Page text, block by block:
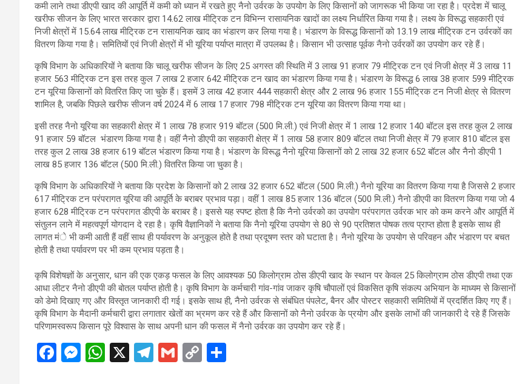
कमी लाने तथा डीएपी खाद की आपूर्ति में कमी को ध्यान में रखते हुए नैनो उर्वरक के उपयोग के लिए किसानों को जागरूक भी किया जा रहा है। प्रदेश में चालू
खरीफ सीजन के लिए भारत सरकार द्वारा 14.62 लाख मीट्रिक टन विभिन्न रासायनिक खादों का लक्ष्य निर्धारित किया गया है। लक्ष्य के विरूद्ध सहकारी एवं
निजी क्षेत्रों में 15.64 लाख मीट्रिक टन रासायनिक खाद का भंडारण कर लिया गया है। भंडारण के विरूद्ध किसानों को 13.19 लाख मीट्रिक टन उर्वरकों का
वितरण किया गया है। समितियों एवं निजी क्षेत्रों में भी यूरिया पर्याप्त मात्रा में उपलब्ध है। किसान भी उत्साह पूर्वक नैनो उर्वरकों का उपयोग कर रहे हैं।
कृषि विभाग के अधिकारियों ने बताया कि चालू खरीफ सीजन के लिए 25 अगस्त की स्थिति में 3 लाख 91 हजार 79 मीट्रिक टन एवं निजी क्षेत्र में 3 लाख 11
हजार 563 मीट्रिक टन इस तरह कुल 7 लाख 2 हजार 642 मीट्रिक टन खाद का भंडारण किया गया है। भंडारण के विरूद्ध 6 लाख 38 हजार 599 मीट्रिक
टन यूरिया किसानों को वितरित किए जा चुके हैं। इसमें 3 लाख 42 हजार 444 सहकारी क्षेत्र और 2 लाख 96 हजार 155 मीट्रिक टन निजी क्षेत्र से वितरण
शामिल है, जबकि पिछले खरीफ सीजन वर्ष 2024 में 6 लाख 17 हजार 798 मीट्रिक टन यूरिया का वितरण किया गया था।
इसी तरह नैनो यूरिया का सहकारी क्षेत्र में 1 लाख 78 हजार 919 बॉटल (500 मि.ली.) एवं निजी क्षेत्र में 1 लाख 12 हजार 140 बॉटल इस तरह कुल 2 लाख
91 हजार 59 बॉटल भंडारण किया गया है। वहीं नैनो डीएपी का सहकारी क्षेत्र में 1 लाख 58 हजार 809 बॉटल तथा निजी क्षेत्र में 79 हजार 810 बॉटल इस
तरह कुल 2 लाख 38 हजार 619 बॉटल भंडारण किया गया है। भंडारण के विरूद्ध नैनो यूरिया किसानों को 2 लाख 32 हजार 652 बॉटल और नैनो डीएपी 1
लाख 85 हजार 136 बॉटल (500 मि.ली.) वितरित किया जा चुका है।
कृषि विभाग के अधिकारियों ने बताया कि प्रदेश के किसानों को 2 लाख 32 हजार 652 बॉटल (500 मि.ली.) नैनो यूरिया का वितरण किया गया है जिससे 2 हजार
617 मीट्रिक टन परंपरागत यूरिया की आपूर्ति के बराबर प्रभाव पड़ा। वहीं 1 लाख 85 हजार 136 बॉटल (500 मि.ली.) नैनो डीएपी का वितरण किया गया जो 4
हजार 628 मीट्रिक टन परंपरागत डीएपी के बराबर है। इससे यह स्पष्ट होता है कि नैनो उर्वरको का उपयोग परंपरागत उर्वरक भार को कम करने और आपूर्ति में
संतुलन लाने में महत्वपूर्ण योगदान दे रहा है। कृषि वैज्ञानिकों ने बताया कि नैनो यूरिया उपयोग से 80 से 90 प्रतिशत पोषक तत्व प्राप्त होता है इसके साथ ही
लागत मंे भी कमी आती हैं वहीं साथ ही पर्यावरण के अनुकूल होते है तथा प्रदूषण स्तर को घटाता है। नैनो यूरिया के उपयोग से परिवहन और भंडारण पर बचत
होती है तथा पर्यावरण पर भी कम प्रभाव पड़ता है।
कृषि विशेषज्ञों के अनुसार, धान की एक एकड़ फसल के लिए आवश्यक 50 किलोग्राम ठोस डीएपी खाद के स्थान पर केवल 25 किलोग्राम ठोस डीएपी तथा एक
आधा लीटर नैनो डीएपी की बोतल पर्याप्त होती है। कृषि विभाग के कर्मचारी गांव-गांव जाकर कृषि चौपालों एवं विकसित कृषि संकल्प अभियान के माध्यम से किसानों
को डेमो दिखाए गए और विस्तृत जानकारी दी गई। इसके साथ ही, नैनो उर्वरक से संबंधित पंपलेट, बैनर और पोस्टर सहकारी समितियों में प्रदर्शित किए गए हैं।
कृषि विभाग के मैदानी कर्मचारी द्वारा लगातार खेतों का भ्रमण कर रहे हैं और किसानों को नैनो उर्वरक के प्रयोग और इसके लाभों की जानकारी दे रहे हैं जिसके
परिणामस्वरूप किसान पूरे विश्वास के साथ अपनी धान की फसल में नैनो उर्वरक का उपयोग कर रहे हैं।
F
M W X
T
G
C